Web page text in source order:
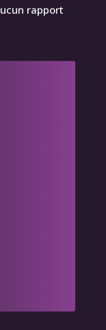
rapport